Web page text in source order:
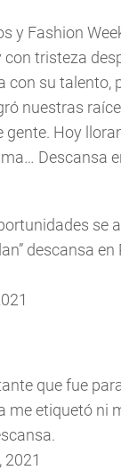
y Fashion
tristeza
con su talento,
nuestras
gente. Hoy
Descansa
se
descansa en
que fue
me etiquetó ni
2021